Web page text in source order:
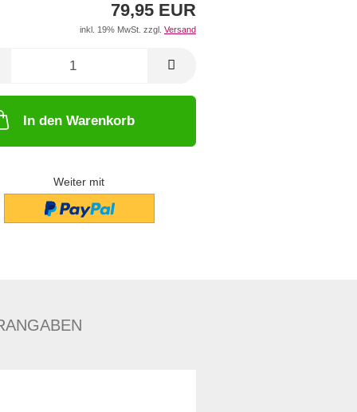
79,95 EUR
inkl. 19% MwSt. zzgl. Versand
In den Warenkorb
Weiter mit